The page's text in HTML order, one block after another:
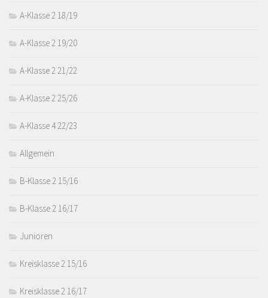
A-Klasse 2 18/19
A-Klasse 2 19/20
A-Klasse 2 21/22
A-Klasse 2 25/26
A-Klasse 4 22/23
Allgemein
B-Klasse 2 15/16
B-Klasse 2 16/17
Junioren
Kreisklasse 2 15/16
Kreisklasse 2 16/17